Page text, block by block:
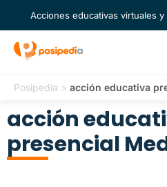
Acciones educativas virtuales
Posipedia > acción educativa
acción
presencial